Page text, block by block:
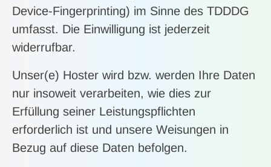
Device-Fingerprinting) im Sinne des TDDDG
umfasst. Die Einwilligung ist jederzeit
widerrufbar.
Unser(e) Hoster wird bzw. werden Ihre Daten
nur insoweit verarbeiten, wie dies zur
Erfüllung seiner Leistungspflichten
erforderlich ist und unsere Weisungen in
Bezug auf diese Daten befolgen.